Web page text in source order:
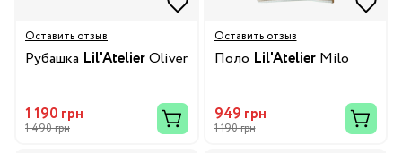
Оставить отзыв
Рубашка Lil'AtelierOliver
1 190 грн
1 490 грн
Оставить отзыв
Поло Lil'AtelierMilo
949 грн
1 190 грн